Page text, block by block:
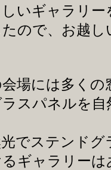
いギャラリ
たので、お越
会場には多く
ラスパネルを
光でステンド
ギャラリー